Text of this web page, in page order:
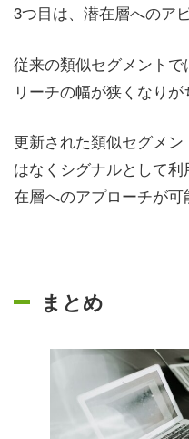
3つ目は、潜在層へのア
従来の類似セグメントで
リーチの幅が狭くなりが
更新された類似セグメ
はなくシグナルとして
在層へのアプローチが可
まとめ